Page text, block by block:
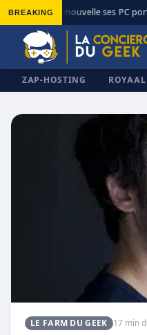
BREAKING
◆ MSI renouvelle ses PC
ZAP-HOSTING
LE FARM DU GEEK 17 min